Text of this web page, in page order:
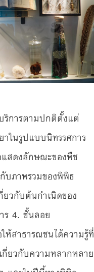
การตามปกติตั้งแต่
ในรูปแบบนิทรรศการ
สดงลักษณะของพืช
บภาพรวมของพิพิธ
วกับต้นกำเนิดของ
ร 4. ชั้นลอย
ห้สาธารณชนได้ความรู้ที่
ยวกับความหลากหลาย